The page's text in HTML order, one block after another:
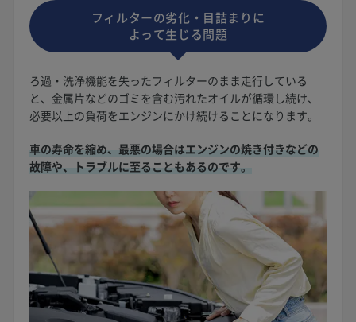
フィルターの劣化・目詰まりに
よって生じる問題
ろ過・洗浄機能を失ったフィルターのまま走行している
と、金属片などのゴミを含む汚れたオイルが循環し続け、
必要以上の負荷をエンジンにかけ続けることになります。
車の寿命を縮め、最悪の場合はエンジンの焼き付きなどの
故障や、トラブルに至ることもあるのです。